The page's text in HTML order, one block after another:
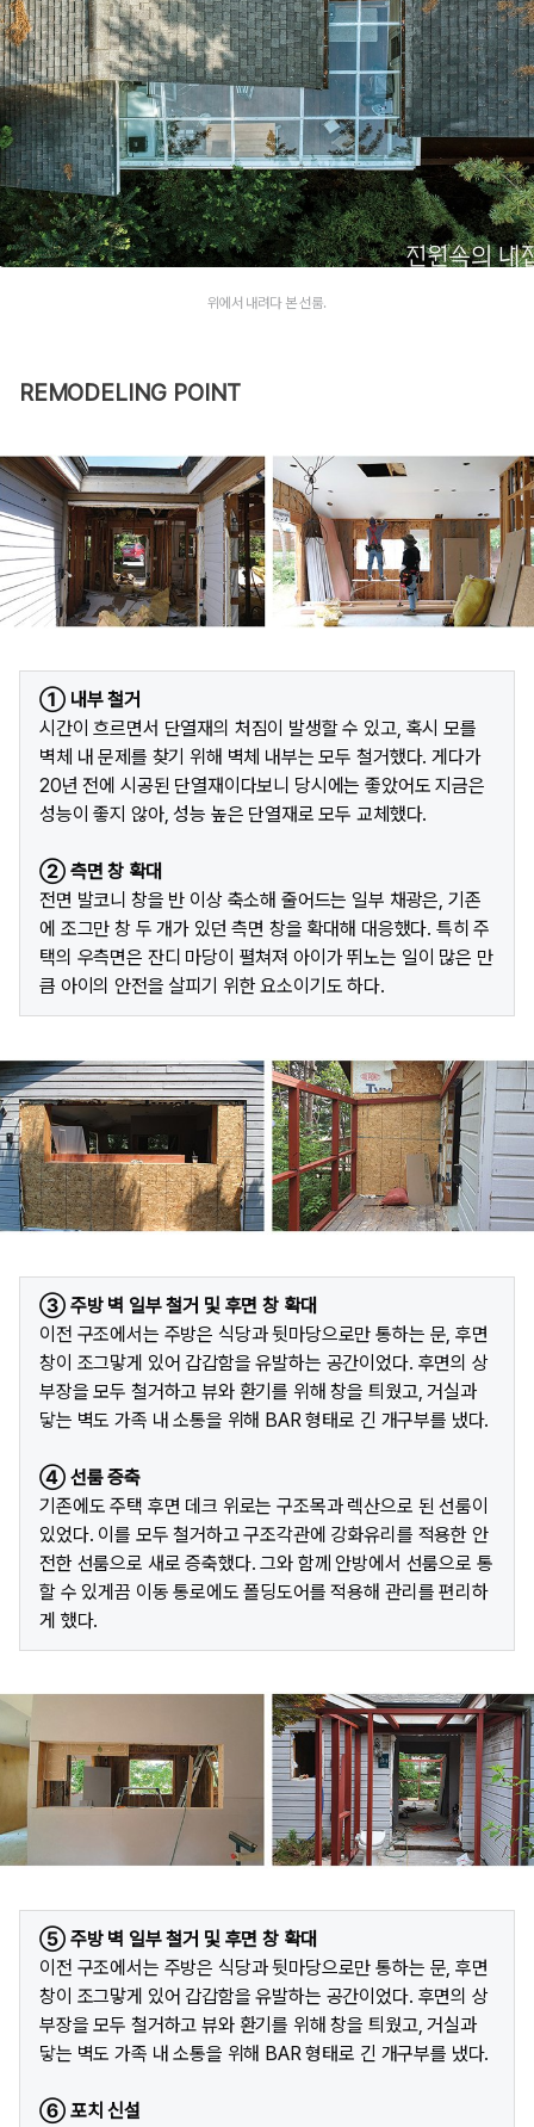
위에서 내려다 본 선룸.
REMODELING POINT
① 내부 철거
시간이 흐르면서 단열재의 처짐이 발생할 수 있고, 혹시 모를
벽체 내 문제를 찾기 위해 벽체 내부는 모두 철거했다. 게다가
20년 전에 시공된 단열재이다보니 당시에는 좋았어도 지금은
성능이 좋지 않아, 성능 높은 단열재로 모두 교체했다.
② 측면 창 확대
전면 발코니 창을 반 이상 축소해 줄어드는 일부 채광은, 기존
에 조그만 창 두 개가 있던 측면 창을 확대해 대응했다. 특히 주
택의 우측면은 잔디 마당이 펼쳐져 아이가 뛰노는 일이 많은 만
큼 아이의 안전을 살피기 위한 요소이기도 하다.
③ 주방 벽 일부 철거 및 후면 창 확대
이전 구조에서는 주방은 식당과 뒷마당으로만 통하는 문, 후면
창이 조그맣게 있어 갑갑함을 유발하는 공간이었다. 후면의 상
부장을 모두 철거하고 뷰와 환기를 위해 창을 틔웠고, 거실과
닿는 벽도 가족 내 소통을 위해 BAR 형태로 긴 개구부를 냈다.
④ 선룸 증축
기존에도 주택 후면 데크 위로는 구조목과 렉산으로 된 선룸이
있었다. 이를 모두 철거하고 구조각관에 강화유리를 적용한 안
전한 선룸으로 새로 증축했다. 그와 함께 안방에서 선룸으로 통
할 수 있게끔 이동 통로에도 폴딩도어를 적용해 관리를 편리하
게 했다.
⑤ 주방 벽 일부 철거 및 후면 창 확대
이전 구조에서는 주방은 식당과 뒷마당으로만 통하는 문, 후면
창이 조그맣게 있어 갑갑함을 유발하는 공간이었다. 후면의 상
부장을 모두 철거하고 뷰와 환기를 위해 창을 틔웠고, 거실과
닿는 벽도 가족 내 소통을 위해 BAR 형태로 긴 개구부를 냈다.
⑥ 포치 신설